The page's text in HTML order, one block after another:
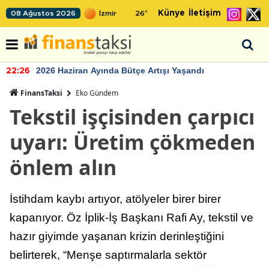
08 Ağustos 2026 26° Künye İletişim
22:26 2026 Haziran Ayında Bütçe Artışı Yaşandı
FinansTaksi Eko Gündem
Tekstil işçisinden çarpıcı
uyarı: Üretim çökmeden
önlem alın
İstihdam kaybı artıyor, atölyeler birer birer
kapanıyor. Öz İplik-İş Başkanı Rafi Ay, tekstil ve
hazır giyimde yaşanan krizin derinleştiğini
belirterek, “Menşe saptırmalarla sektör